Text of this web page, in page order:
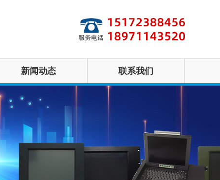
新闻动态 联系我们